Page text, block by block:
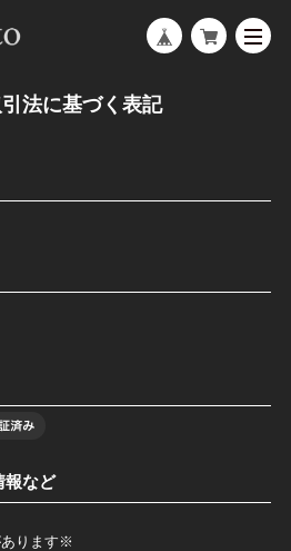
法に基づく表記
報など
ります※